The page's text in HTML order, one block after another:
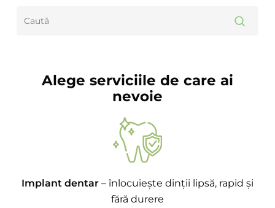
Alege serviciile de care ai
nevoie
Implant dentar– înlocuiește dinții lipsă, rapid și
fără durere